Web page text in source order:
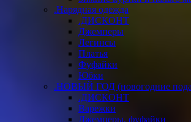
.Нарядная одежда
.ДИСКОНТ
Джемперы
Легинсы
Платья
Фуфайки
Юбки
.НОВЫЙ ГОД (новогодние
.ДИСКОНТ
Варежки
Джемперы, фуфайки